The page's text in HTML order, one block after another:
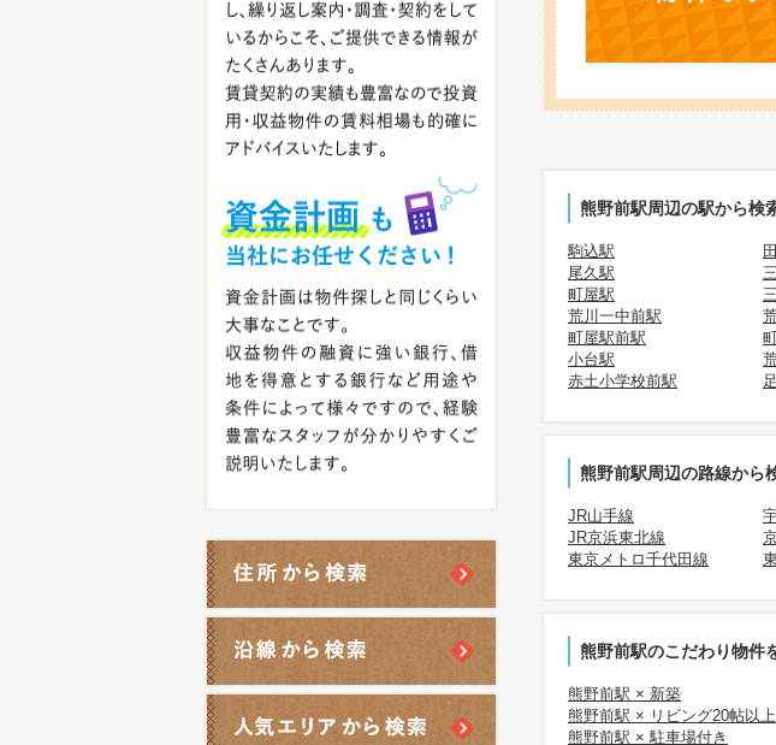
熊野前駅周辺の駅から検
駒込駅
尾久駅
町屋駅
荒川一中前駅
町屋駅前駅
小台駅
赤土小学校前駅
熊野前駅周辺の路線から
JR山手線
JR京浜東北線
東京メトロ千代田線
熊野前駅のこだわり物件
熊野前駅 × 新築
熊野前駅 × リビング20帖以上
熊野前駅 × 駐車場付き